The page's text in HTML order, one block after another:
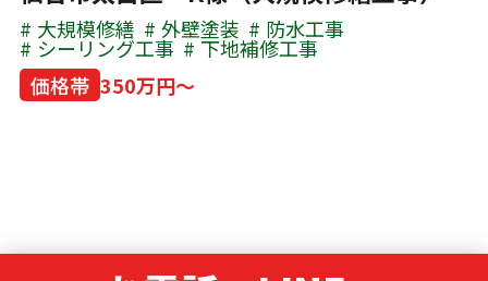
大規模修繕 外壁塗装 防水工事
シーリング工事
下地補修工事
価格帯 350万円～